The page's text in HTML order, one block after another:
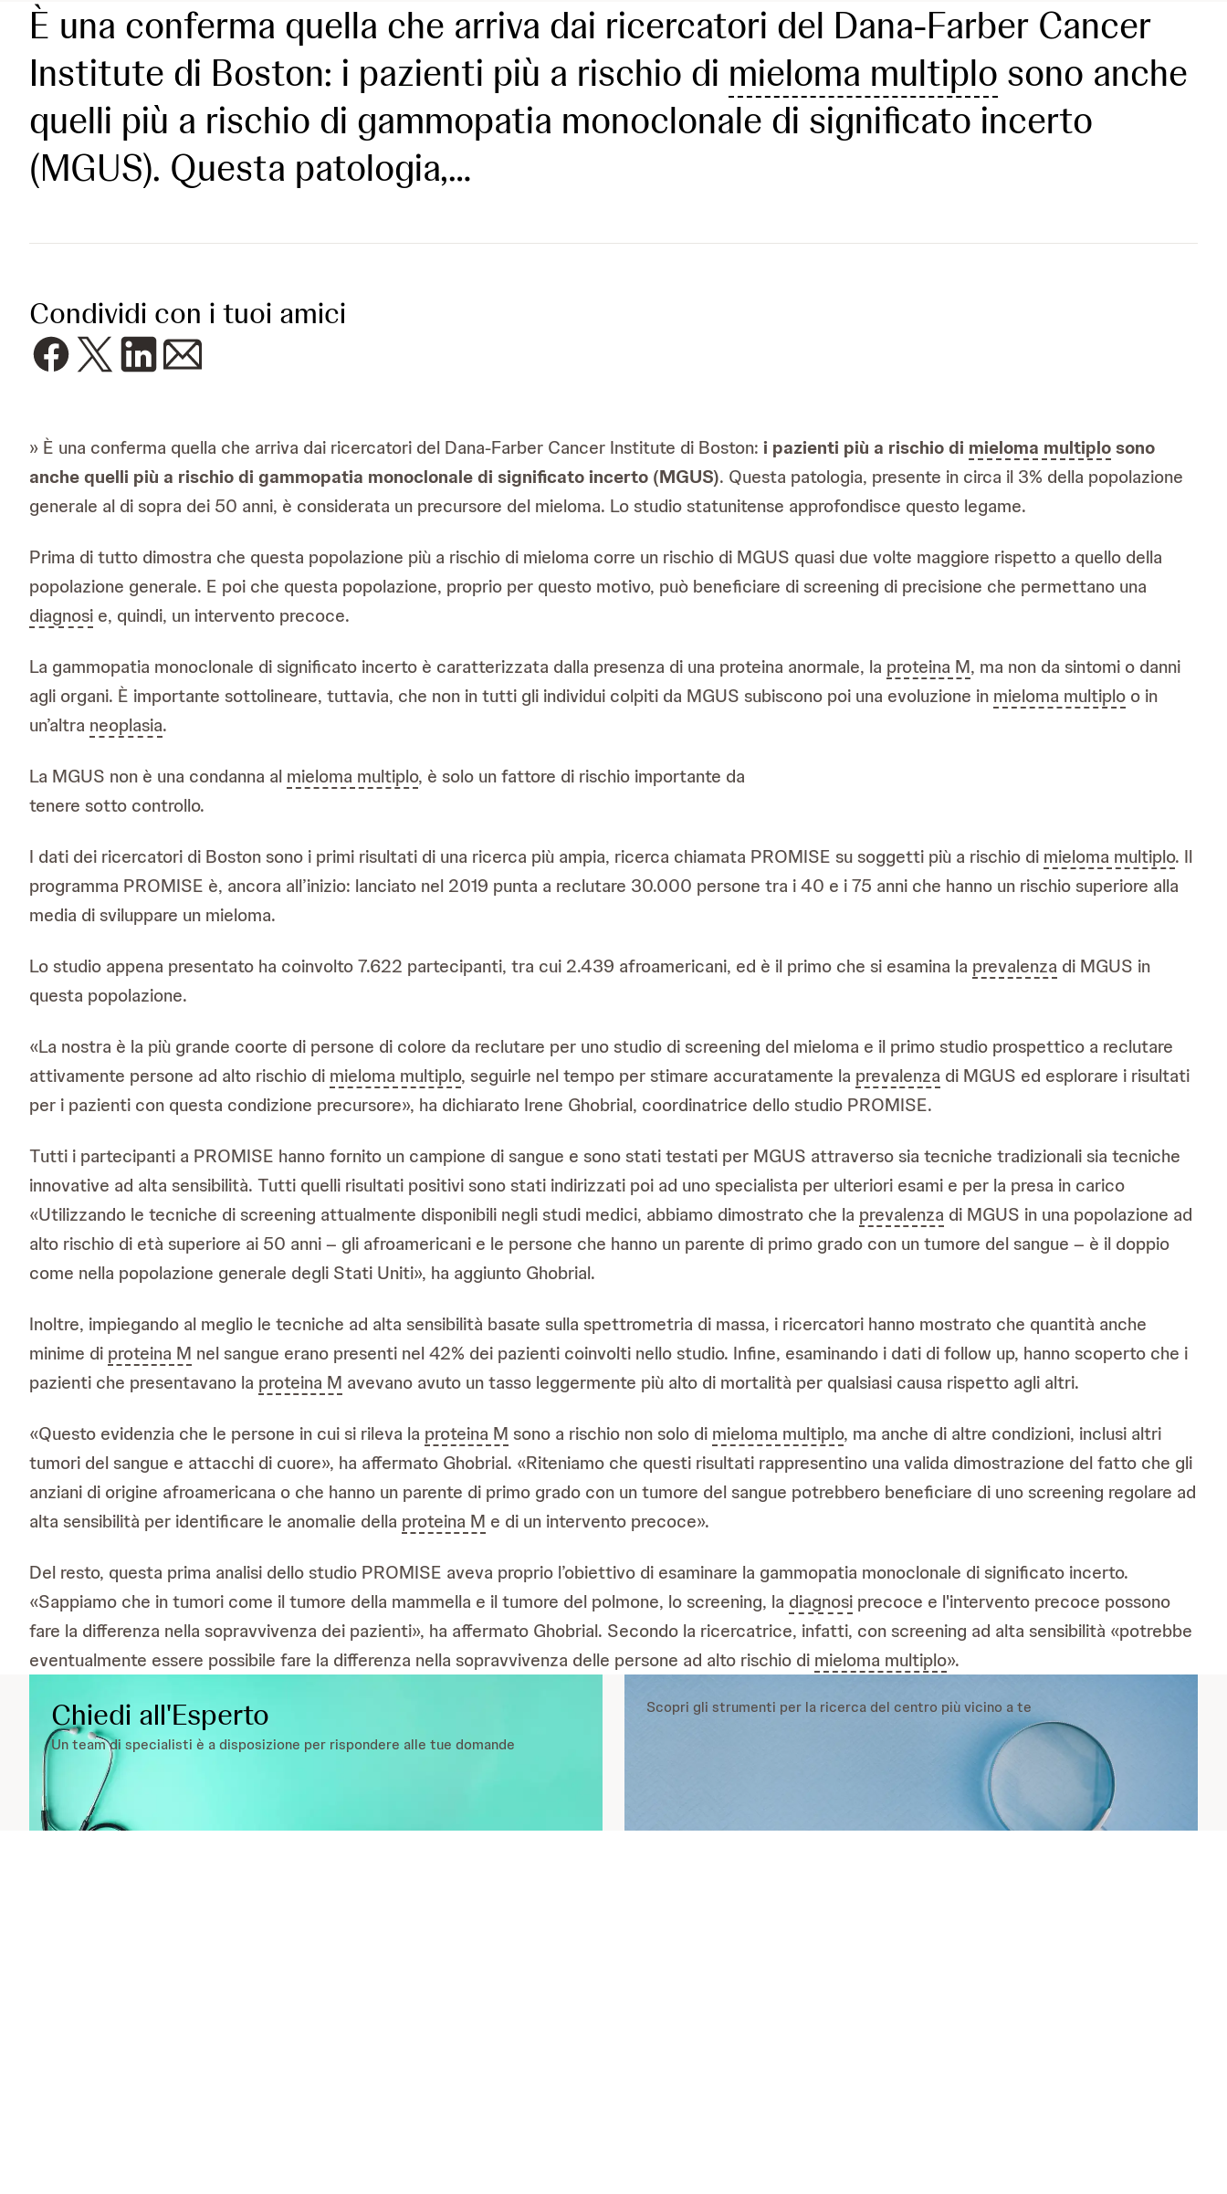
È una conferma quella che arriva dai ricercatori del Dana-Farber Cancer
Institute di Boston: i pazienti più a rischio di mieloma multiplo sono anche
quelli più a rischio di gammopatia monoclonale di significato incerto
(MGUS). Questa patologia,…
Condividi con i tuoi amici
» È una conferma quella che arriva dai ricercatori del Dana-Farber Cancer Institute di Boston: i pazienti più a rischio di mieloma multiplosono
anche quelli più a rischio di gammopatia monoclonale di significato incerto (MGUS). Questa patologia, presente in circa il 3% della popolazione
generale al di sopra dei 50 anni, è considerata un precursore del mieloma. Lo studio statunitense approfondisce questo legame.
Prima di tutto dimostra che questa popolazione più a rischio di mieloma corre un rischio di MGUS quasi due volte maggiore rispetto a quello della
popolazione generale. E poi che questa popolazione, proprio per questo motivo, può beneficiare di screening di precisione che permettano una
diagnosi e, quindi, un intervento precoce.
La gammopatia monoclonale di significato incerto è caratterizzata dalla presenza di una proteina anormale, la proteina M, ma non da sintomi o danni
agli organi. È importante sottolineare, tuttavia, che non in tutti gli individui colpiti da MGUS subiscono poi una evoluzione in mieloma multiplo o in
un’altra neoplasia.
La MGUS non è una condanna al mieloma multiplo, è solo un fattore di rischio importante da
tenere sotto controllo.
I dati dei ricercatori di Boston sono i primi risultati di una ricerca più ampia, ricerca chiamata PROMISE su soggetti più a rischio di mieloma multiplo. Il
programma PROMISE è, ancora all’inizio: lanciato nel 2019 punta a reclutare 30.000 persone tra i 40 e i 75 anni che hanno un rischio superiore alla
media di sviluppare un mieloma.
Lo studio appena presentato ha coinvolto 7.622 partecipanti, tra cui 2.439 afroamericani, ed è il primo che si esamina la prevalenza di MGUS in
questa popolazione.
«La nostra è la più grande coorte di persone di colore da reclutare per uno studio di screening del mieloma e il primo studio prospettico a reclutare
attivamente persone ad alto rischio di mieloma multiplo, seguirle nel tempo per stimare accuratamente la prevalenza di MGUS ed esplorare i risultati
per i pazienti con questa condizione precursore», ha dichiarato Irene Ghobrial, coordinatrice dello studio PROMISE.
Tutti i partecipanti a PROMISE hanno fornito un campione di sangue e sono stati testati per MGUS attraverso sia tecniche tradizionali sia tecniche
innovative ad alta sensibilità. Tutti quelli risultati positivi sono stati indirizzati poi ad uno specialista per ulteriori esami e per la presa in carico
«Utilizzando le tecniche di screening attualmente disponibili negli studi medici, abbiamo dimostrato che la prevalenza di MGUS in una popolazione ad
alto rischio di età superiore ai 50 anni – gli afroamericani e le persone che hanno un parente di primo grado con un tumore del sangue – è il doppio
come nella popolazione generale degli Stati Uniti», ha aggiunto Ghobrial.
Inoltre, impiegando al meglio le tecniche ad alta sensibilità basate sulla spettrometria di massa, i ricercatori hanno mostrato che quantità anche
minime di proteina M nel sangue erano presenti nel 42% dei pazienti coinvolti nello studio. Infine, esaminando i dati di follow up, hanno scoperto che i
pazienti che presentavano la proteina M avevano avuto un tasso leggermente più alto di mortalità per qualsiasi causa rispetto agli altri.
«Questo evidenzia che le persone in cui si rileva la proteina M sono a rischio non solo di mieloma multiplo, ma anche di altre condizioni, inclusi altri
tumori del sangue e attacchi di cuore», ha affermato Ghobrial. «Riteniamo che questi risultati rappresentino una valida dimostrazione del fatto che gli
anziani di origine afroamericana o che hanno un parente di primo grado con un tumore del sangue potrebbero beneficiare di uno screening regolare ad
alta sensibilità per identificare le anomalie della proteina M e di un intervento precoce».
Del resto, questa prima analisi dello studio PROMISE aveva proprio l’obiettivo di esaminare la gammopatia monoclonale di significato incerto.
«Sappiamo che in tumori come il tumore della mammella e il tumore del polmone, lo screening, la diagnosi precoce e l'intervento precoce possono
fare la differenza nella sopravvivenza dei pazienti», ha affermato Ghobrial. Secondo la ricercatrice, infatti, con screening ad alta sensibilità «potrebbe
eventualmente essere possibile fare la differenza nella sopravvivenza delle persone ad alto rischio di mieloma multiplo».
Chiedi all'Esperto
Un team di specialisti è a disposizione per rispondere alle tue domande
Scopri gli strumenti per la ricerca del centro più vicino a te